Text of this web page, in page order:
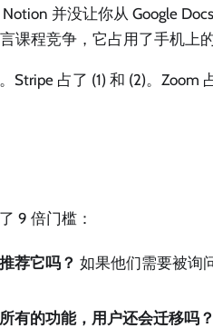
并没让你从 Google
课程竞争，它占用了手机上的
占了 (1) 和 (2)。Zoom
9 倍门槛：
荐它吗？ 如果他们需要被询
有的功能，用户还会迁移吗？